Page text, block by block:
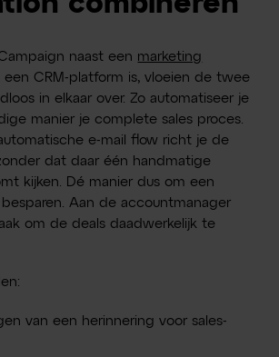
naast een marketing
een CRM-platform is, vloeien de twee
in elkaar over. Zo automatiseer je
manier je complete sales proces.
e-mail flow richt je de
dat daar één handmatige
kijken. Dé manier dus om een
Aan de accountmanager
om de deals daadwerkelijk te
van een herinnering voor sales-